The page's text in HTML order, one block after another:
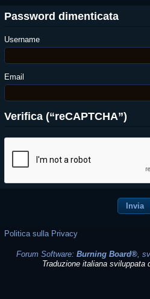
Password dimenticata
Username
Email
Verifica (“reCAPTCHA”)
Politica sulla Privacy
Forum Software: Burning Board®,
Traduzione italiana sviluppata